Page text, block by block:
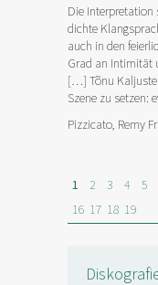
Die Interpretation
dichte
auch in den
Grad an Intimität
[…] Tõnu Kaljuste
Szene zu setzen:
Pizzicato, Remy
1 2 3 4 5
16 17 18 19